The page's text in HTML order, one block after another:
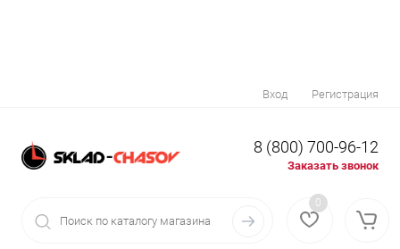
Вход Регистрация
8 (800) 700-96-12
Заказать звонок
0